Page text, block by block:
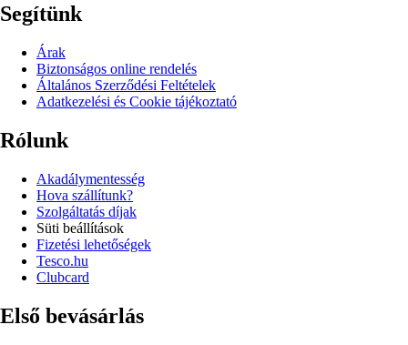
Segítünk
Árak
Biztonságos online rendelés
Általános Szerződési Feltételek
Adatkezelési és Cookie tájékoztató
Rólunk
Akadálymentesség
Hova szállítunk?
Szolgáltatás díjak
Süti beállítások
Fizetési lehetőségek
Tesco.hu
Clubcard
Első bevásárlás